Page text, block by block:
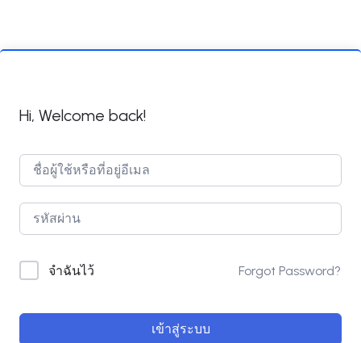
Hi, Welcome back!
จำฉันไว้ Forgot Password?
เข้าสู่ระบบ